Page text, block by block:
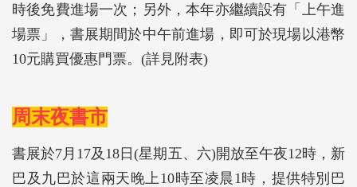
時後免費進場一次；另外，本年亦繼續設有「上午進
場票」，書展期間於中午前進場，即可於現場以港幣
10元購買優惠門票。(詳見附表)
周末夜書市
書展於7月17及18日(星期五、六)開放至午夜12時，新
巴及九巴於這兩天晚上10時至凌晨1時，提供特別巴